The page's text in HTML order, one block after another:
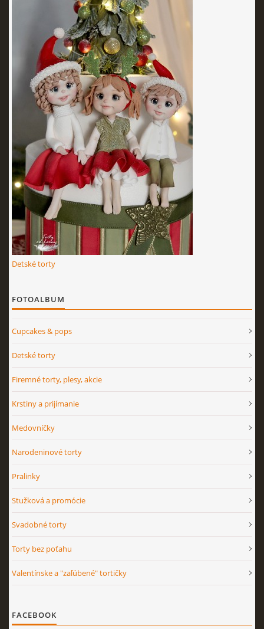
Detské torty
FOTOALBUM
Cupcakes & pops
Detské torty
Firemné torty, plesy, akcie
Krstiny a prijímanie
Medovníčky
Narodeninové torty
Pralinky
Stužková a promócie
Svadobné torty
Torty bez poťahu
Valentínske a "zaľúbené" tortičky
FACEBOOK